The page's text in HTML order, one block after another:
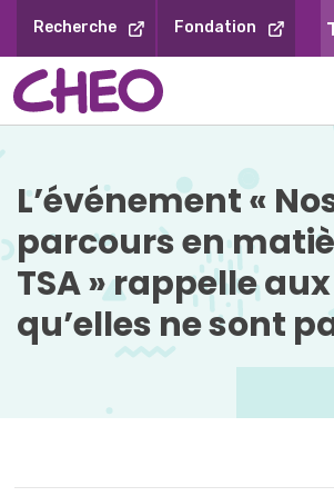
contenu
Recherche Fondation
L’événement «
parcours en
TSA » rappelle
qu’elles ne sont